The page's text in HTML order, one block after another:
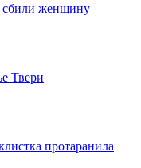
сбили женщину
Твери
протаранила